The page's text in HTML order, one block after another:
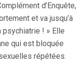
d’Enquête,
et va jusqu’à
psychiatrie ! » Elle
qui est bloquée
répétées.